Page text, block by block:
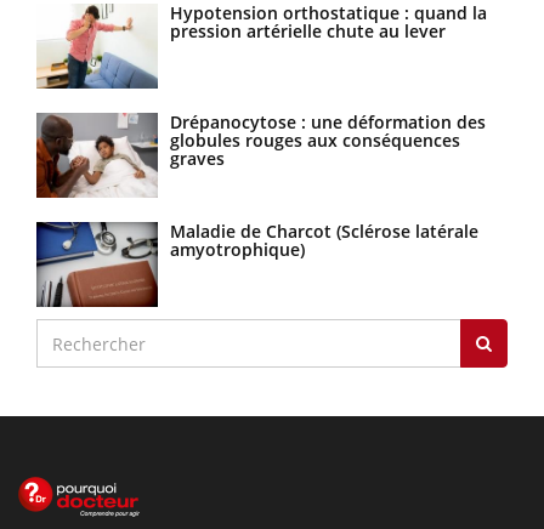
Hypotension orthostatique : quand la
pression artérielle chute au lever
Drépanocytose : une déformation des
globules rouges aux conséquences
graves
Maladie de Charcot (Sclérose latérale
amyotrophique)